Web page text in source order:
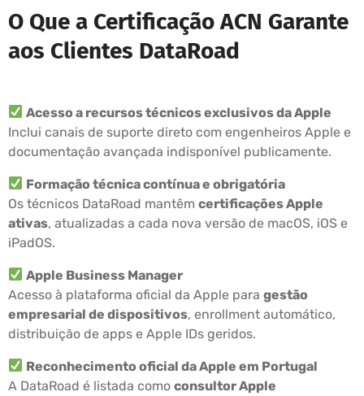
O Que a Certificação ACN Garante
aos Clientes DataRoad
Acesso a recursos técnicos exclusivos da Apple
Inclui canais de suporte direto com engenheiros Apple e
documentação avançada indisponível publicamente.
Formação técnica contínua e obrigatória
Os técnicos DataRoad mantêm certificações Apple
ativas, atualizadas a cada nova versão de macOS, iOS e
iPadOS.
Apple Business Manager
Acesso à plataforma oficial da Apple para gestão
empresarial de dispositivos, enrollment automático,
distribuição de apps e Apple IDs geridos.
Reconhecimento oficial da Apple em Portugal
A DataRoad é listada como consultor Apple